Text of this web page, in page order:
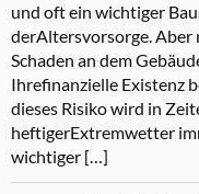
und oft ein wichtiger
derAltersvorsorge. Aber
Schaden an dem
Ihrefinanzielle Existenz
dieses Risiko wird in
heftigerExtremwetter
wichtiger […]